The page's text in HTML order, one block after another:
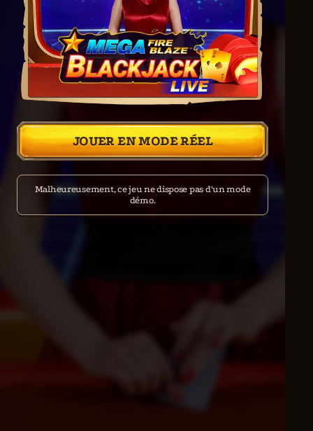
JOUER EN MODE RÉEL
Malheureusement, ce jeu ne dispose pas d'un mode
démo.